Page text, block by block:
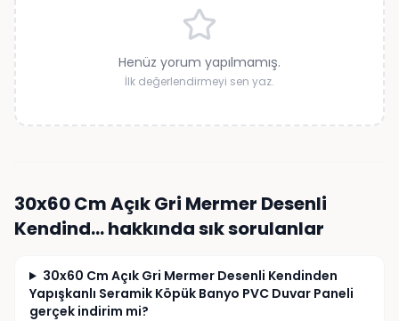
Henüz yorum yapılmamış.
İlk değerlendirmeyi sen yaz.
30x60 Cm Açık Gri Mermer Desenli
Kendind…hakkında sık sorulanlar
30x60 Cm Açık Gri Mermer Desenli Kendinden
Yapışkanlı Seramik Köpük Banyo PVC Duvar Paneli
gerçek indirim mi?